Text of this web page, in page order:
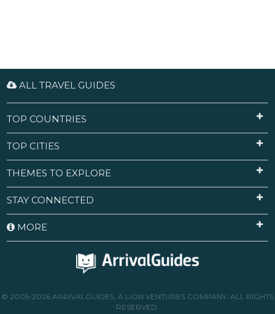
ALL TRAVEL GUIDES
TOP COUNTRIES
TOP CITIES
THEMES TO EXPLORE
STAY CONNECTED
MORE
© 2005-2026 ARRIVALGUIDES, A LION VENTURES COMPANY. ALL RIGHTS
RESERVED.